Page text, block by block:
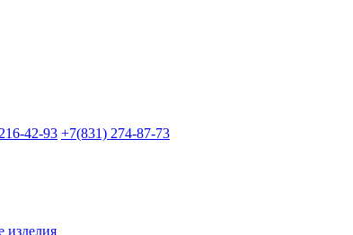
216-42-93 +7(831) 274-87-73
изделия